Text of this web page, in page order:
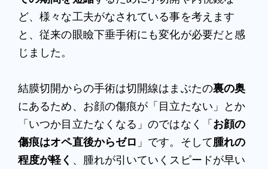
ど、様々な工夫がなされている事を考えます
と、従来の眼瞼下垂手術にも変化が必要だと感
じました。
結膜切開からの手術は切開線はまぶたの裏の奥
にあるため、お顔の傷痕が「目立たない」とか
「いつか目立たなくなる」のではなく「お顔の
傷痕はオペ直後からゼロ 」です。そして腫れの
程度が軽く 、腫れが引いていくスピードが早い